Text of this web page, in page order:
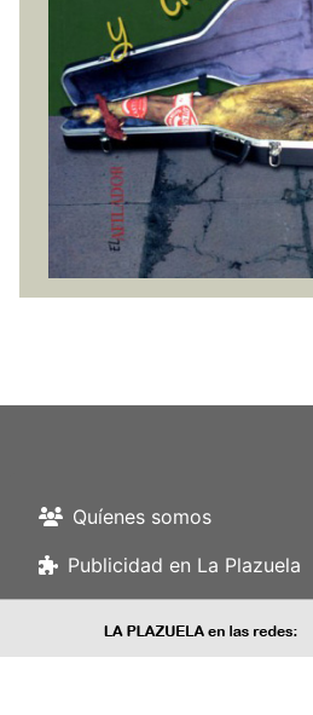
Quíenes somos
Publicidad en La Plazuela